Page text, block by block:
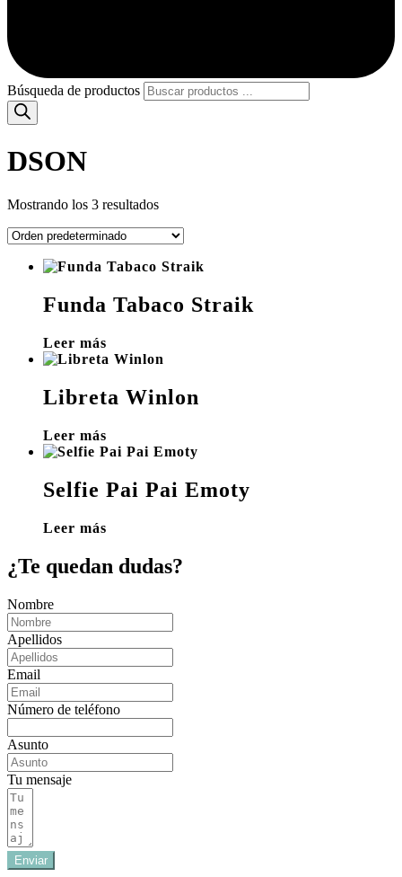
Búsqueda de productos
DSON
Mostrando los 3 resultados
Funda Tabaco Straik
Leer más
Libreta Winlon
Leer más
Selfie Pai Pai Emoty
Leer más
¿Te quedan dudas?
Nombre
Apellidos
Email
Número de teléfono
Asunto
Tu mensaje
Enviar